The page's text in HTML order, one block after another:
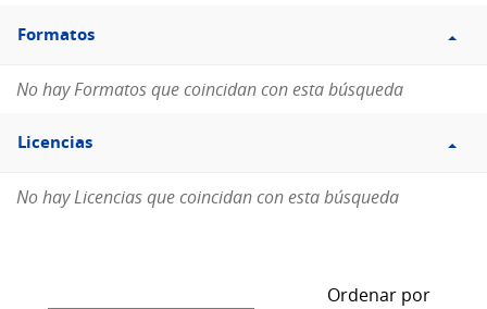
Filtro
Formatos
Formatos
No hay Formatos que coincidan con esta búsqueda
Filtro
Licencias
Licencias
No hay Licencias que coincidan con esta búsqueda
Ordenar por